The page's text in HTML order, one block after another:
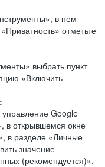
в нем —
отметьте
выбрать пункт
«Включить
Google
в открывшемся окне
в разделе «Личные
значение
(рекомендуется)».